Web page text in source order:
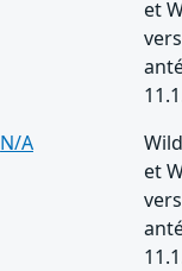
et
N/A
et